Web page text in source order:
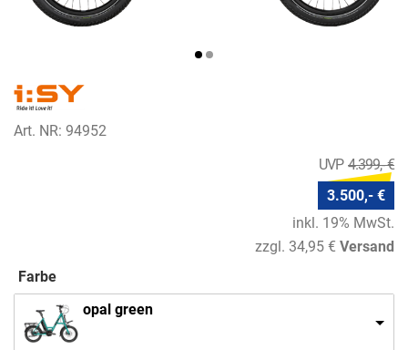
Art. NR: 94952
4.399,- €
3.500,- €
inkl. 19% MwSt.
zzgl. 34,95 € Versand
Farbe
opal green